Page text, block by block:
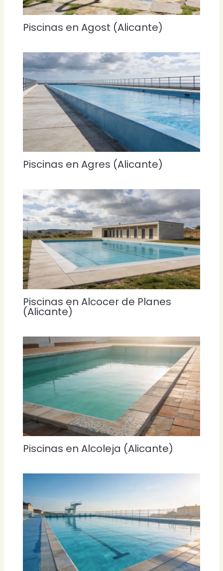
Piscinas en Agost (Alicante)
Piscinas en Agres (Alicante)
Piscinas en Alcocer de Planes
(Alicante)
Piscinas en Alcoleja (Alicante)